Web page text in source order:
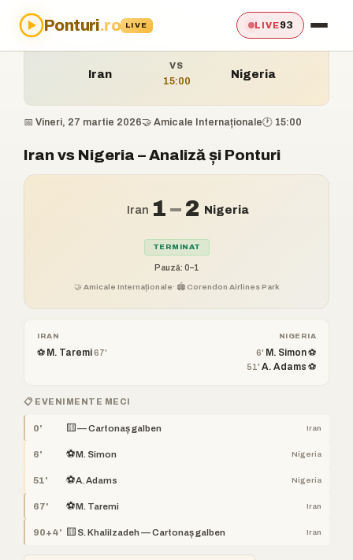
Ponturi.ro LIVE LIVE93
Acasă›Ponturi›Iran vs Nigeria
Iran
VS
15:00
Nigeria
📅 Vineri, 27 martie 2026🤝 Amicale Internaționale🕐 15:00
Iran vs Nigeria – Analiză și Ponturi
Iran 1–2 Nigeria
TERMINAT
Pauză: 0–1
🤝 Amicale Internaționale· 🏟️ Corendon Airlines Park
IRAN
⚽ M. Taremi67'
NIGERIA
6' M. Simon ⚽
51' A. Adams ⚽
📋 EVENIMENTE MECI
0' 🟨 — Cartonaș galben Iran
6' ⚽M. Simon Nigeria
51' ⚽A. Adams Nigeria
67' ⚽M. Taremi Iran
90+4' 🟨 S. Khalilzadeh — Cartonaș galben Iran